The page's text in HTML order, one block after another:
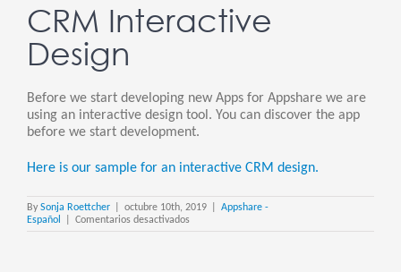
CRM Interactive
Design
Before we start developing new Apps for Appshare we are
using an interactive design tool. You can discover the app
before we start development.
Here is our sample for an interactive CRM design.
By Sonja Roettcher octubre 10th, 2019
Appshare -
Español
Comentarios desactivadosen